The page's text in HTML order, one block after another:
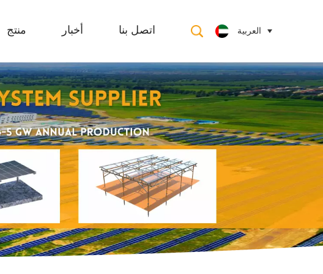
منتج أخبار اتصل بنا العربية